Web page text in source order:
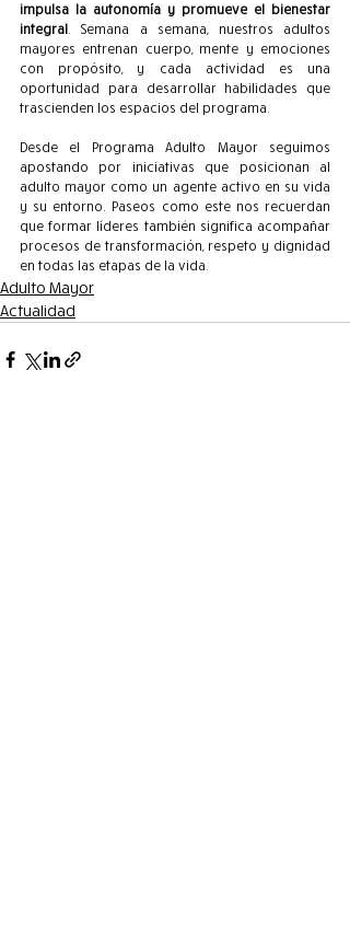
impulsa la autonomía y promueve el bienestar
integral. Semana a semana, nuestros adultos
mayores entrenan cuerpo, mente y emociones
con propósito, y cada actividad es una
oportunidad para desarrollar habilidades que
trascienden los espacios del programa.
Desde el Programa Adulto Mayor seguimos
apostando por iniciativas que posicionan al
adulto mayor como un agente activo en su vida
y su entorno. Paseos como este nos recuerdan
que formar líderes también significa acompañar
procesos de transformación, respeto y dignidad
en todas las etapas de la vida.
Adulto Mayor
Actualidad